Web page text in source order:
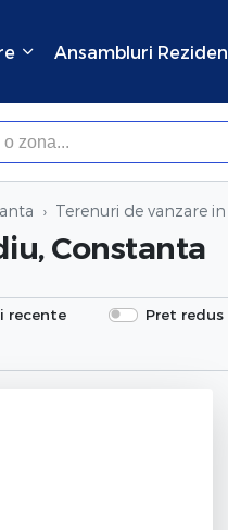
Ansambluri
×Inchide
Terenuri de vanzare
Constanta
recente
Pret redus